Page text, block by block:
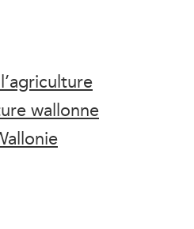
wallonne